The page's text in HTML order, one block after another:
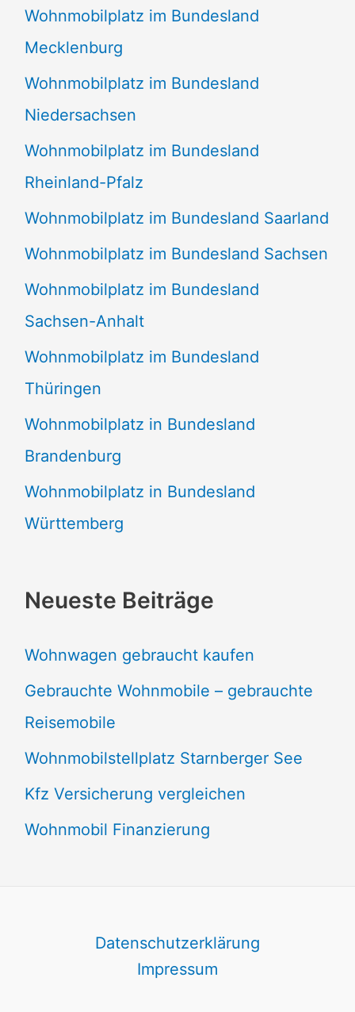
Wohnmobilplatz im Bundesland
Mecklenburg
Wohnmobilplatz im Bundesland
Niedersachsen
Wohnmobilplatz im Bundesland
Rheinland-Pfalz
Wohnmobilplatz im Bundesland Saarland
Wohnmobilplatz im Bundesland Sachsen
Wohnmobilplatz im Bundesland
Sachsen-Anhalt
Wohnmobilplatz im Bundesland
Thüringen
Wohnmobilplatz in Bundesland
Brandenburg
Wohnmobilplatz in Bundesland
Württemberg
Neueste Beiträge
Wohnwagen gebraucht kaufen
Gebrauchte Wohnmobile – gebrauchte
Reisemobile
Wohnmobilstellplatz Starnberger See
Kfz Versicherung vergleichen
Wohnmobil Finanzierung
Datenschutzerklärung
Impressum